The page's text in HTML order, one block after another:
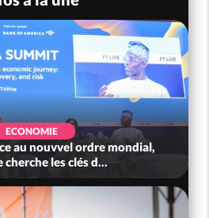
ECONOMIE
au nouvvel ordre mondial,
les clés d...